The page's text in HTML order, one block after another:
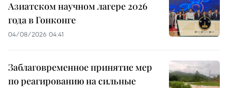
Азиатском научном лагере 2026
года в Гонконге
04/08/2026 04:41
Заблаговременное принятие мер
по реагированию на сильные